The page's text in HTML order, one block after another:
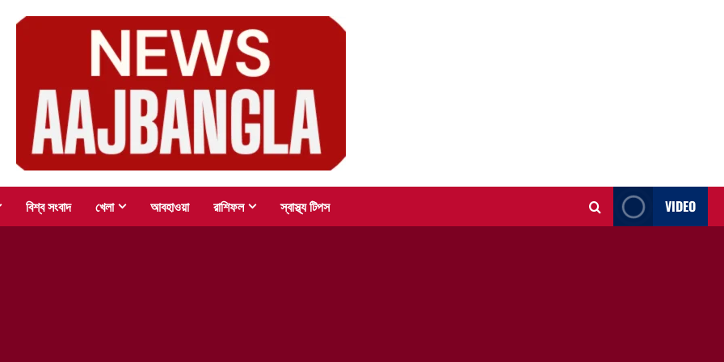
বিশ্ব সংবাদ খেলা আবহাওয়া রাশিফল স্বাস্থ্য টিপস VIDEO